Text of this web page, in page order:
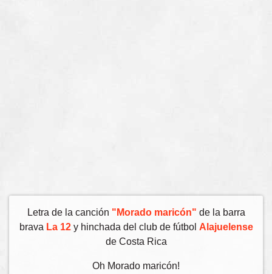
Letra de la canción "Morado maricón" de la barra
brava La 12y hinchada del club de fútbol Alajuelense
de Costa Rica
Oh Morado maricón!